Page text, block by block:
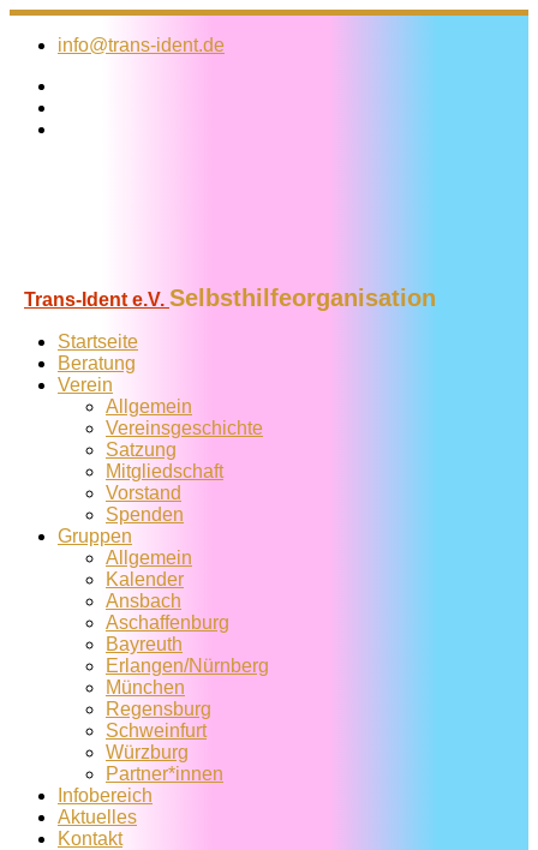
Zum
Inhalt
info@trans-ident.de
Trans-Ident e.V. Selbsthilfeorganisation
Startseite
Beratung
Verein
Allgemein
Vereins­geschichte
Satzung
Mitglied­schaft
Vorstand
Spenden
Gruppen
Allgemein
Kalender
Ansbach
Aschaffenburg
Bayreuth
Erlangen/Nürnberg
München
Regensburg
Schweinfurt
Würzburg
Partner*innen
Infobereich
Aktuelles
Kontakt